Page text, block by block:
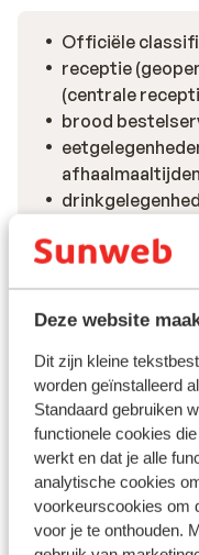
Deze website
Dit zijn kleine
worden geïnstalleerd
Standaard gebruiken
functionele cookies
werkt en dat je alle
analytische cookies
voorkeurscookies om
voor je te onthouden.
Officiële
receptie
(centrale
brood
wi-fi op de
Reisinformatie
Handig om
Verzorging